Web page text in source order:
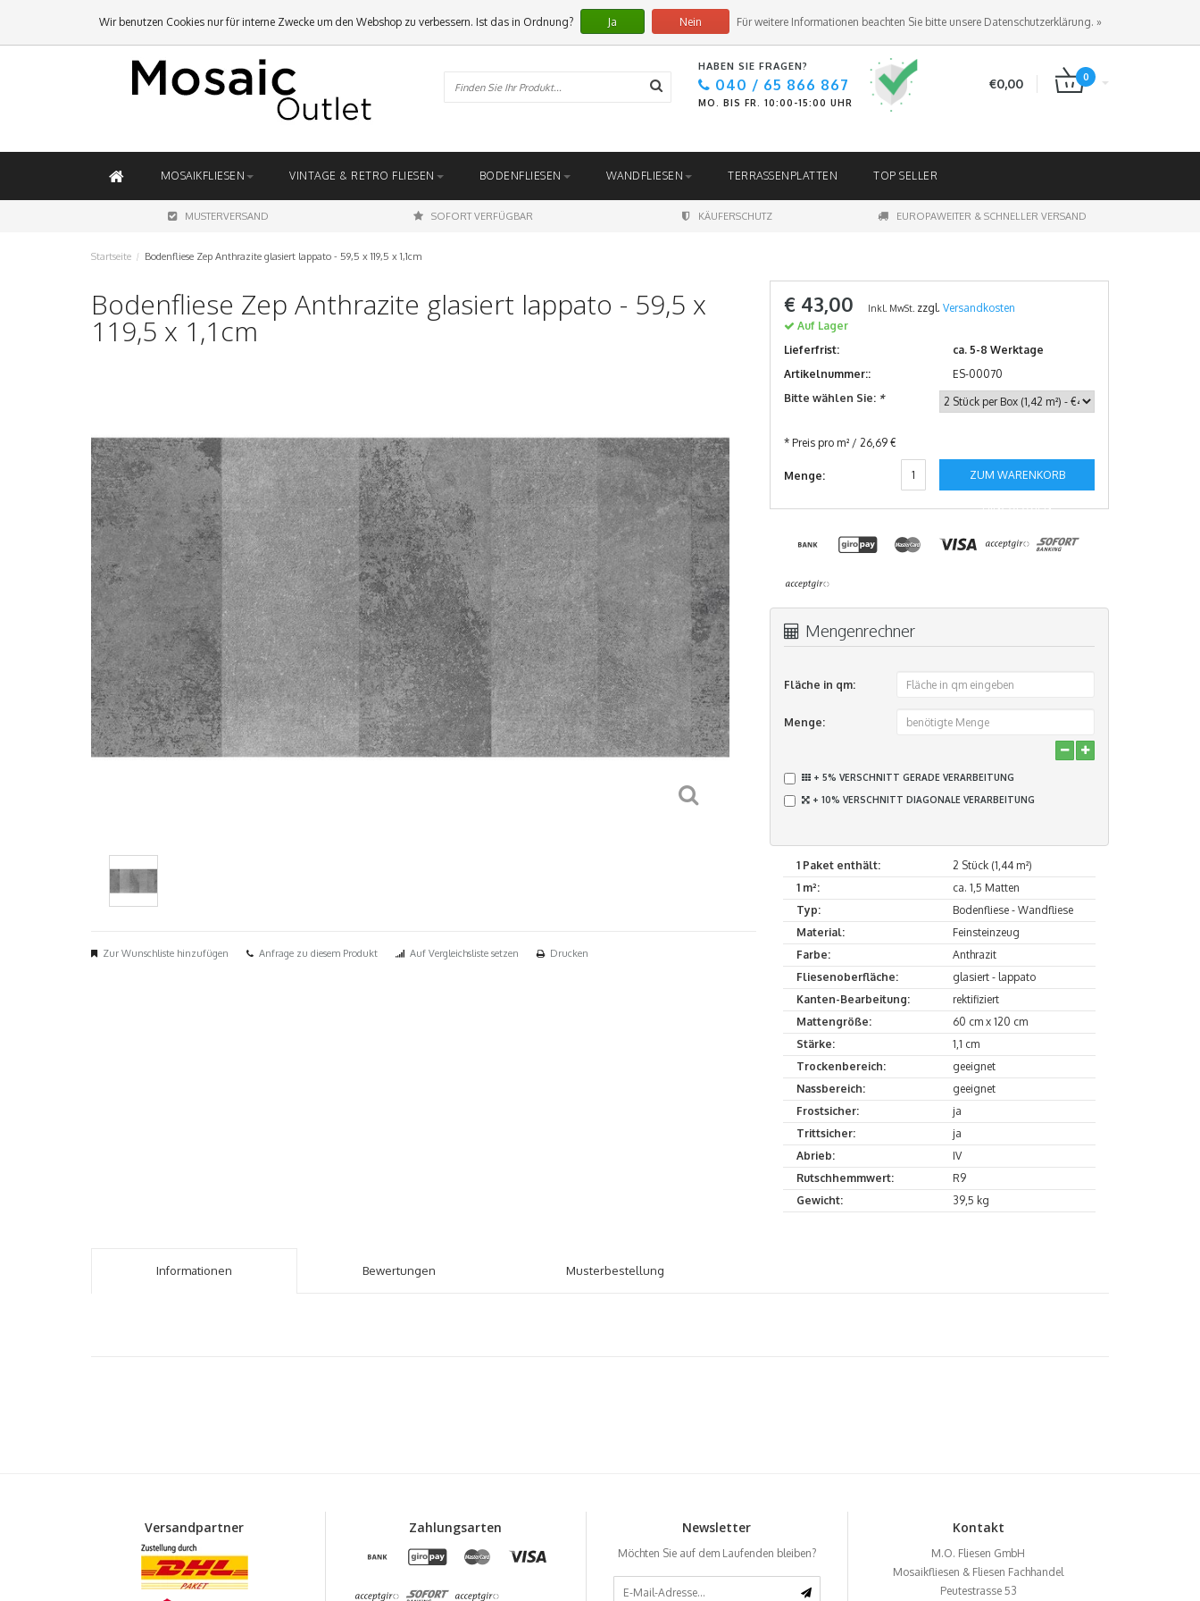
ANMELDEN KUNDENKONTO ANLEGEN
HABEN SIE FRAGEN?
040 / 65 866 867
MO. BIS FR. 10:00-15:00 UHR
€0,00 0
MOSAIKFLIESEN VINTAGE & RETRO FLIESEN BODENFLIESEN WANDFLIESEN TERRASSENPLATTEN TOP SELLER
MUSTERVERSAND SOFORT VERFÜGBAR KÄUFERSCHUTZ EUROPAWEITER & SCHNELLER VERSAND
Startseite / Bodenfliese Zep Anthrazite glasiert lappato - 59,5 x 119,5 x 1,1cm
Bodenfliese Zep Anthrazite glasiert lappato - 59,5 x
119,5 x 1,1cm
Zur Wunschliste hinzufügen Anfrage zu diesem Produkt Auf Vergleichsliste setzen Drucken
€ 43,00 Inkl. MwSt. zzgl. Versandkosten
Auf Lager
Lieferfrist:
ca. 5-8 Werktage
Artikelnummer::
ES-00070
Bitte wählen Sie: *
* Preis pro m² / 26,69 €
Menge: ZUM WARENKORB
HINZUFÜGEN
Mengenrechner
Fläche in qm:
Menge:
+ 5% VERSCHNITT GERADE VERARBEITUNG
+ 10% VERSCHNITT DIAGONALE VERARBEITUNG
1 Paket enthält:
2 Stück (1,44 m²)
1 m²:
ca. 1,5 Matten
Typ:
Bodenfliese - Wandfliese
Material:
Feinsteinzeug
Farbe:
Anthrazit
Fliesenoberfläche:
glasiert - lappato
Kanten-Bearbeitung:
rektifiziert
Mattengröße:
60 cm x 120 cm
Stärke:
1,1 cm
Trockenbereich:
geeignet
Nassbereich:
geeignet
Frostsicher:
ja
Trittsicher:
ja
Abrieb:
IV
Rutschhemmwert:
R9
Gewicht:
39,5 kg
Informationen Bewertungen Musterbestellung
Versandpartner Zahlungsarten Newsletter
Möchten Sie auf dem Laufenden bleiben?
Kontakt
M.O. Fliesen GmbH
Mosaikfliesen & Fliesen Fachhandel
Peutestrasse 53
Wir benutzen Cookies nur für interne Zwecke um den Webshop zu verbessern. Ist das in Ordnung? Ja Nein Für weitere Informationen beachten Sie bitte unsere Datenschutzerklärung. »